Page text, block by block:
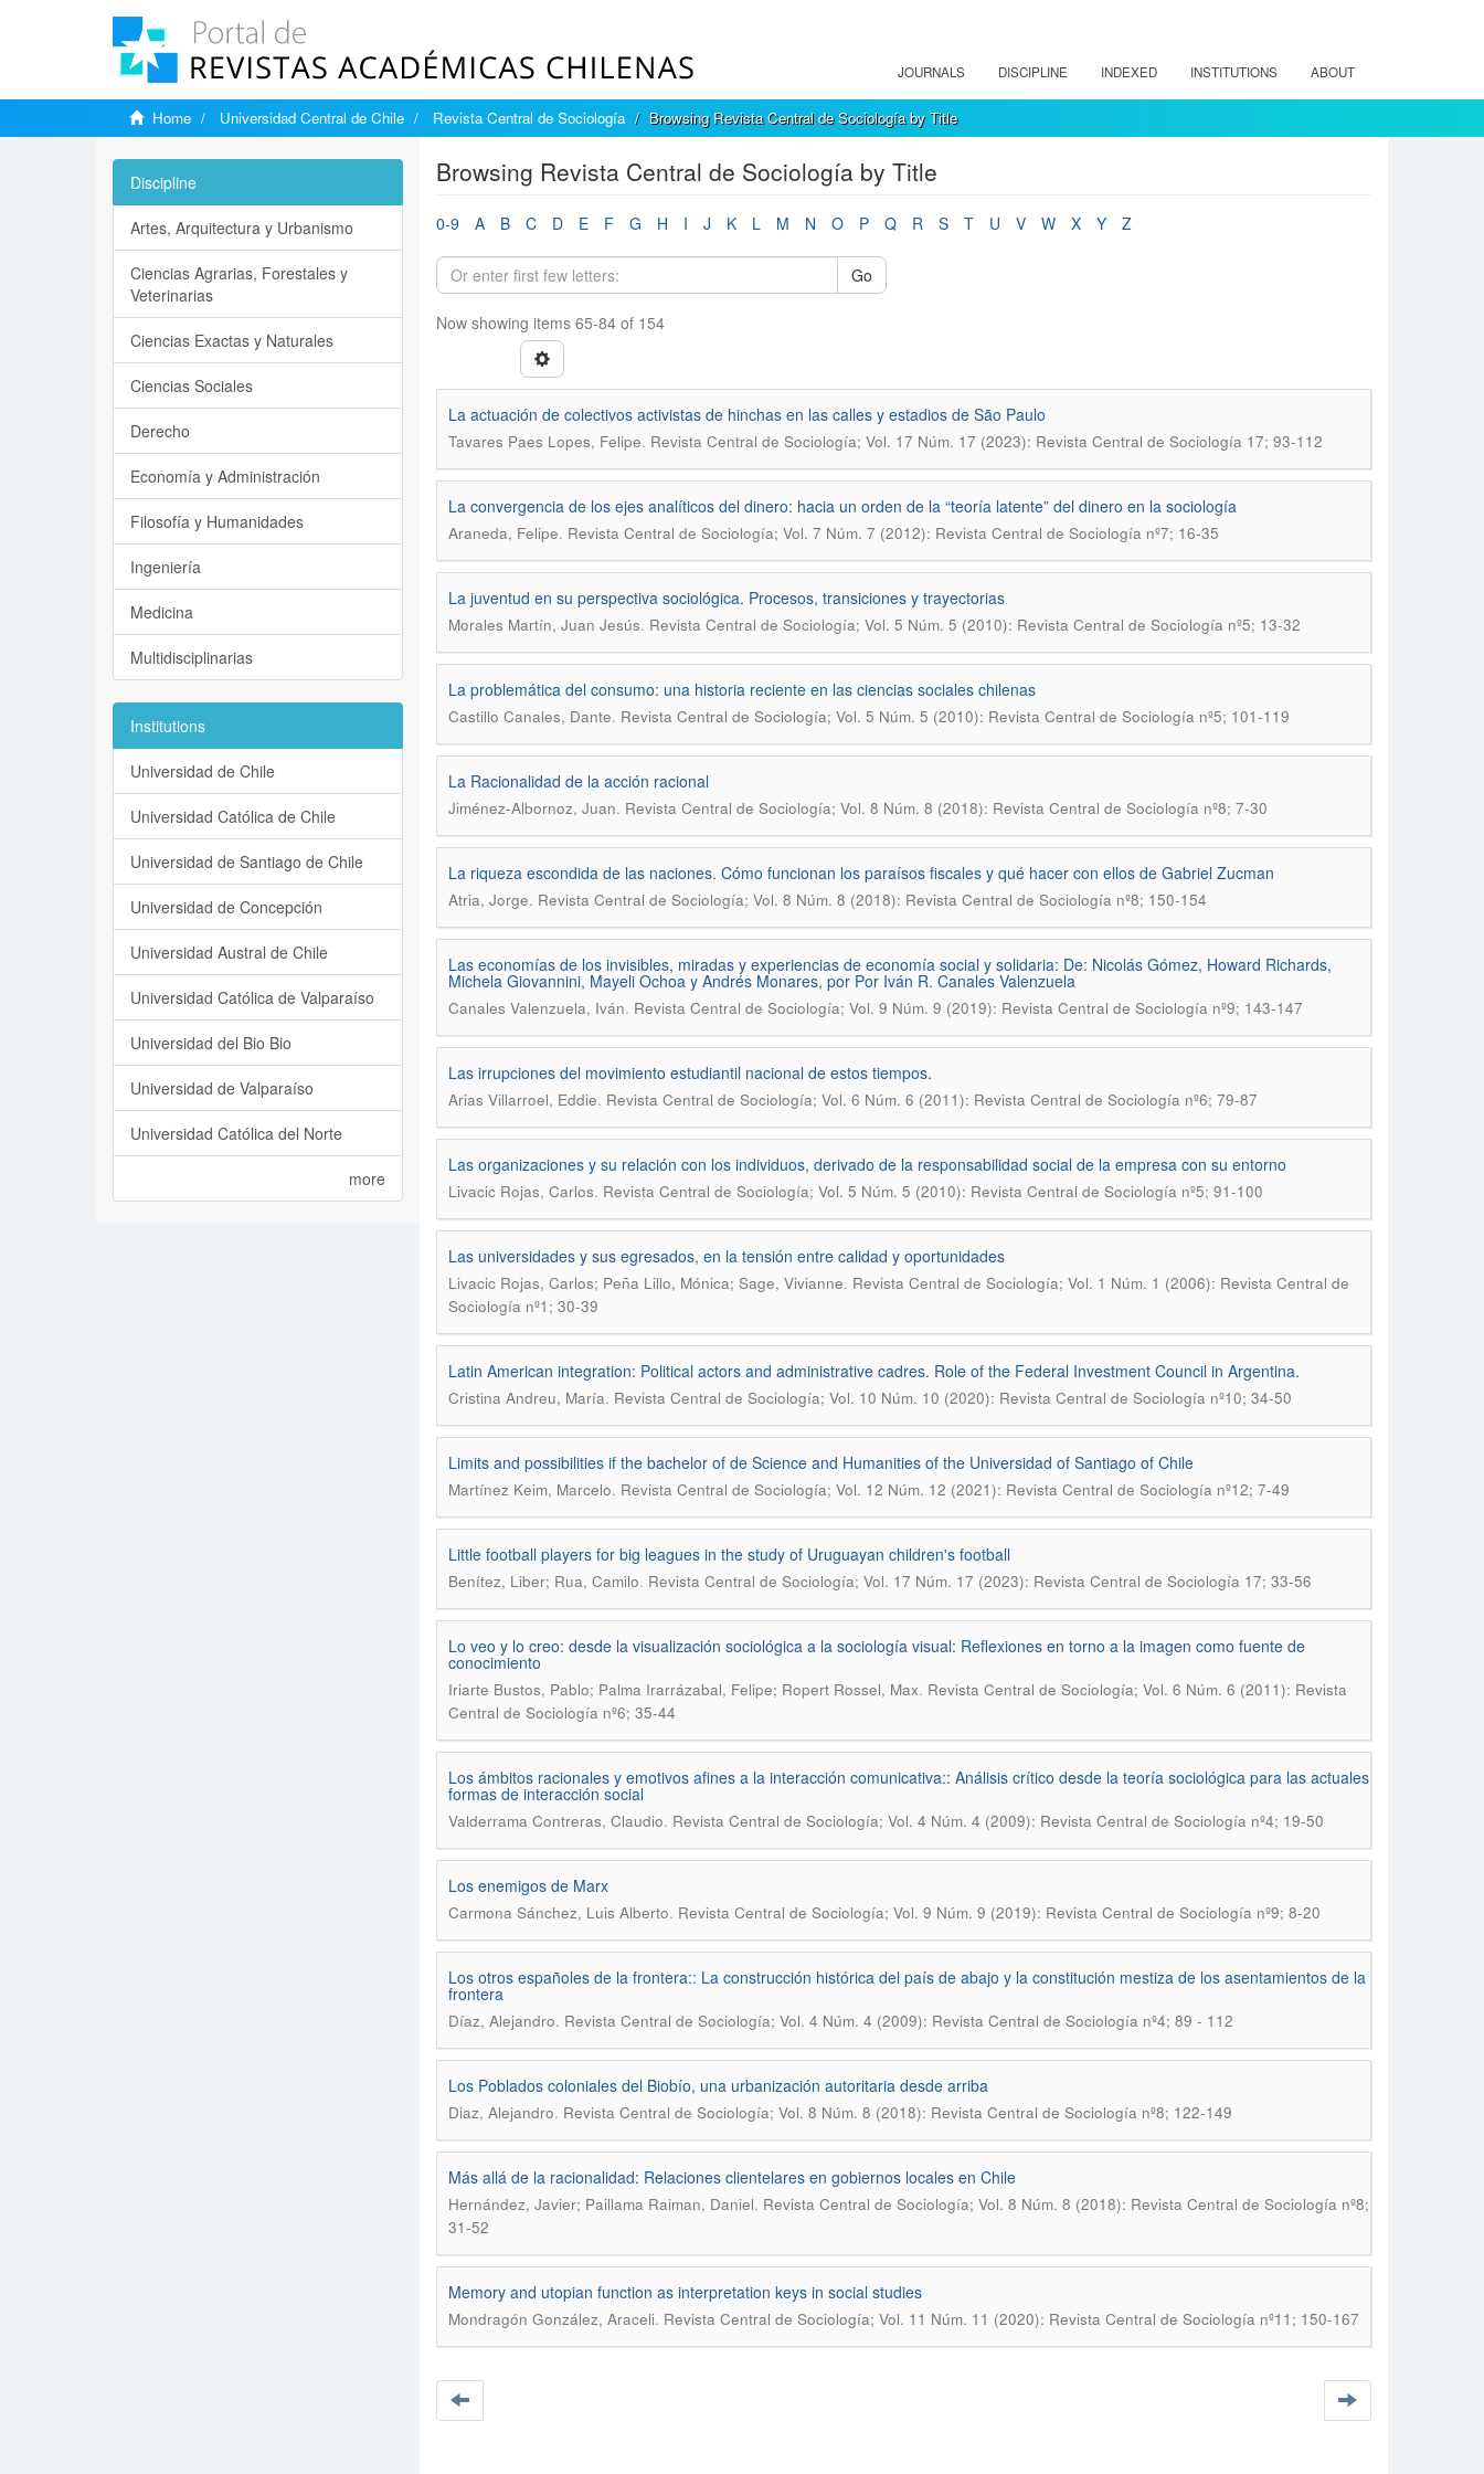
JOURNALS DISCIPLINE INDEXED INSTITUTIONS ABOUT
Home Universidad Central de Chile Revista Central de Sociología Browsing Revista Central de Sociología by Title
Browsing Revista Central de Sociología by Title
0-9 A B C D E F G H I J K L M N O P Q R S T U V W X Y Z
Go
Now showing items 65-84 of 154
La actuación de colectivos activistas de hinchas en las calles y estadios de São Paulo
Tavares Paes Lopes, Felipe. Revista Central de Sociología; Vol. 17 Núm. 17 (2023): Revista Central de Sociología 17; 93-112
La convergencia de los ejes analíticos del dinero: hacia un orden de la “teoría latente” del dinero en la sociología
Araneda, Felipe. Revista Central de Sociología; Vol. 7 Núm. 7 (2012): Revista Central de Sociología nº7; 16-35
La juventud en su perspectiva sociológica. Procesos, transiciones y trayectorias
Morales Martín, Juan Jesús. Revista Central de Sociología; Vol. 5 Núm. 5 (2010): Revista Central de Sociología nº5; 13-32
La problemática del consumo: una historia reciente en las ciencias sociales chilenas
Castillo Canales, Dante. Revista Central de Sociología; Vol. 5 Núm. 5 (2010): Revista Central de Sociología nº5; 101-119
La Racionalidad de la acción racional
Jiménez-Albornoz, Juan. Revista Central de Sociología; Vol. 8 Núm. 8 (2018): Revista Central de Sociología nº8; 7-30
La riqueza escondida de las naciones. Cómo funcionan los paraísos fiscales y qué hacer con ellos de Gabriel Zucman
Atria, Jorge. Revista Central de Sociología; Vol. 8 Núm. 8 (2018): Revista Central de Sociología nº8; 150-154
Las economías de los invisibles, miradas y experiencias de economía social y solidaria: De: Nicolás Gómez, Howard Richards,
Michela Giovannini, Mayeli Ochoa y Andrés Monares, por Por Iván R. Canales Valenzuela
Canales Valenzuela, Iván. Revista Central de Sociología; Vol. 9 Núm. 9 (2019): Revista Central de Sociología nº9; 143-147
Las irrupciones del movimiento estudiantil nacional de estos tiempos.
Arias Villarroel, Eddie. Revista Central de Sociología; Vol. 6 Núm. 6 (2011): Revista Central de Sociología nº6; 79-87
Las organizaciones y su relación con los individuos, derivado de la responsabilidad social de la empresa con su entorno
Livacic Rojas, Carlos. Revista Central de Sociología; Vol. 5 Núm. 5 (2010): Revista Central de Sociología nº5; 91-100
Las universidades y sus egresados, en la tensión entre calidad y oportunidades
Livacic Rojas, Carlos; Peña Lillo, Mónica; Sage, Vivianne. Revista Central de Sociología; Vol. 1 Núm. 1 (2006): Revista Central de
Sociología nº1; 30-39
Latin American integration: Political actors and administrative cadres. Role of the Federal Investment Council in Argentina.
Cristina Andreu, María. Revista Central de Sociología; Vol. 10 Núm. 10 (2020): Revista Central de Sociología nº10; 34-50
Limits and possibilities if the bachelor of de Science and Humanities of the Universidad of Santiago of Chile
Martínez Keim, Marcelo. Revista Central de Sociología; Vol. 12 Núm. 12 (2021): Revista Central de Sociología nº12; 7-49
Little football players for big leagues in the study of Uruguayan children's football
Benítez, Liber; Rua, Camilo. Revista Central de Sociología; Vol. 17 Núm. 17 (2023): Revista Central de Sociología 17; 33-56
Lo veo y lo creo: desde la visualización sociológica a la sociología visual: Reflexiones en torno a la imagen como fuente de
conocimiento
Iriarte Bustos, Pablo; Palma Irarrázabal, Felipe; Ropert Rossel, Max. Revista Central de Sociología; Vol. 6 Núm. 6 (2011): Revista
Central de Sociología nº6; 35-44
Los ámbitos racionales y emotivos afines a la interacción comunicativa:: Análisis crítico desde la teoría sociológica para las actuales
formas de interacción social
Valderrama Contreras, Claudio. Revista Central de Sociología; Vol. 4 Núm. 4 (2009): Revista Central de Sociología nº4; 19-50
Los enemigos de Marx
Carmona Sánchez, Luis Alberto. Revista Central de Sociología; Vol. 9 Núm. 9 (2019): Revista Central de Sociología nº9; 8-20
Los otros españoles de la frontera:: La construcción histórica del país de abajo y la constitución mestiza de los asentamientos de la
frontera
Díaz, Alejandro. Revista Central de Sociología; Vol. 4 Núm. 4 (2009): Revista Central de Sociología nº4; 89 - 112
Los Poblados coloniales del Biobío, una urbanización autoritaria desde arriba
Diaz, Alejandro. Revista Central de Sociología; Vol. 8 Núm. 8 (2018): Revista Central de Sociología nº8; 122-149
Más allá de la racionalidad: Relaciones clientelares en gobiernos locales en Chile
Hernández, Javier; Paillama Raiman, Daniel. Revista Central de Sociología; Vol. 8 Núm. 8 (2018): Revista Central de Sociología nº8;
31-52
Memory and utopian function as interpretation keys in social studies
Mondragón González, Araceli. Revista Central de Sociología; Vol. 11 Núm. 11 (2020): Revista Central de Sociología nº11; 150-167
Discipline
Artes, Arquitectura y Urbanismo
Ciencias Agrarias, Forestales y
Veterinarias
Ciencias Exactas y Naturales
Ciencias Sociales
Derecho
Economía y Administración
Filosofía y Humanidades
Ingeniería
Medicina
Multidisciplinarias
Institutions
Universidad de Chile
Universidad Católica de Chile
Universidad de Santiago de Chile
Universidad de Concepción
Universidad Austral de Chile
Universidad Católica de Valparaíso
Universidad del Bio Bio
Universidad de Valparaíso
Universidad Católica del Norte
more